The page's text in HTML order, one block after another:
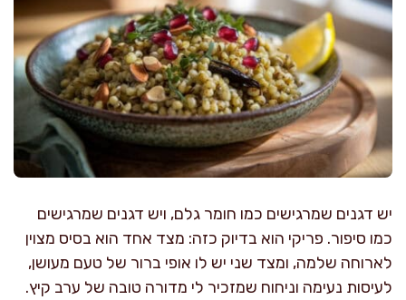
יש דגנים שמרגישים כמו חומר גלם, ויש דגנים שמרגישים
כמו סיפור. פריקי הוא בדיוק כזה: מצד אחד הוא בסיס מצוין
לארוחה שלמה, ומצד שני יש לו אופי ברור של טעם מעושן,
לעיסות נעימה וניחוח שמזכיר לי מדורה טובה של ערב קיץ.